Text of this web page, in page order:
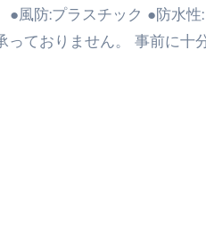
国内航空券＋ホテルが“セ
何
？①【30秒でわかる効果ま
なるの？②【30秒でわかる
●風防:プラスチック ●防水
ておりません。 事前に十